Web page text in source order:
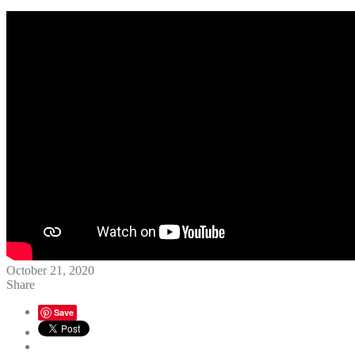
October 21, 2020
Share
Save